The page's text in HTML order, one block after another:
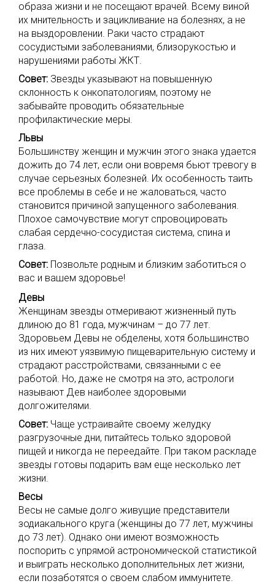
образа жизни и не посещают врачей. Всему виной
их мнительность и зацикливание на болезнях, а не
на выздоровлении. Раки часто страдают
сосудистыми заболеваниями, близорукостью и
нарушениями работы ЖКТ.
Совет: Звезды указывают на повышенную
склонность к онкопатологиям, поэтому не
забывайте проводить обязательные
профилактические меры.
Львы
Большинству женщин и мужчин этого знака удается
дожить до 74 лет, если они вовремя бьют тревогу в
случае серьезных болезней. Их особенность таить
все проблемы в себе и не жаловаться, часто
становится причиной запущенного заболевания.
Плохое самочувствие могут спровоцировать
слабая сердечно-сосудистая система, спина и
глаза.
Совет: Позвольте родным и близким заботиться о
вас и вашем здоровье!
Девы
Женщинам звезды отмеривают жизненный путь
длиною до 81 года, мужчинам – до 77 лет.
Здоровьем Девы не обделены, хотя большинство
из них имеют уязвимую пищеварительную систему и
страдают расстройствами, связанными с ее
работой. Но, даже не смотря на это, астрологи
называют Дев наиболее здоровыми
долгожителями.
Совет: Чаще устраивайте своему желудку
разгрузочные дни, питайтесь только здоровой
пищей и никогда не переедайте. При таком раскладе
звезды готовы подарить вам еще несколько лет
жизни.
Весы
Весы не самые долго живущие представители
зодиакального круга (женщины до 77 лет, мужчины
до 73 лет). Однако они имеют возможность
поспорить с упрямой астрономической статистикой
и выиграть несколько дополнительных лет жизни,
если позаботятся о своем слабом иммунитете.